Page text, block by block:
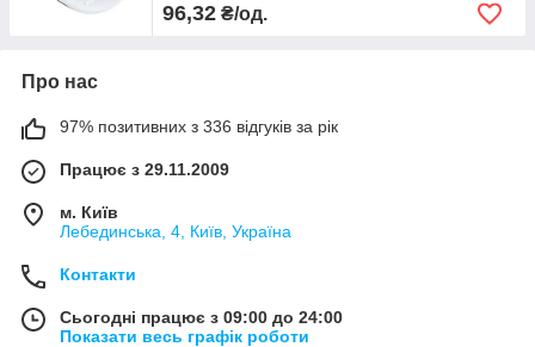
96,32 ₴/од.
Про нас
97% позитивних з 336 відгуків за рік
Працює з 29.11.2009
м. Київ
Лебединська, 4, Київ, Україна
Контакти
Сьогодні працює з 09:00 до 24:00
Показати весь графік роботи